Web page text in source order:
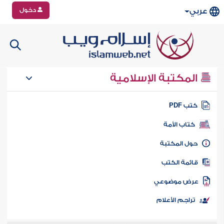
عربي دخول
المكتبة الإسلامية
كتب PDF
كتاب الأمة
المكتبة
الكتب
موضوعي